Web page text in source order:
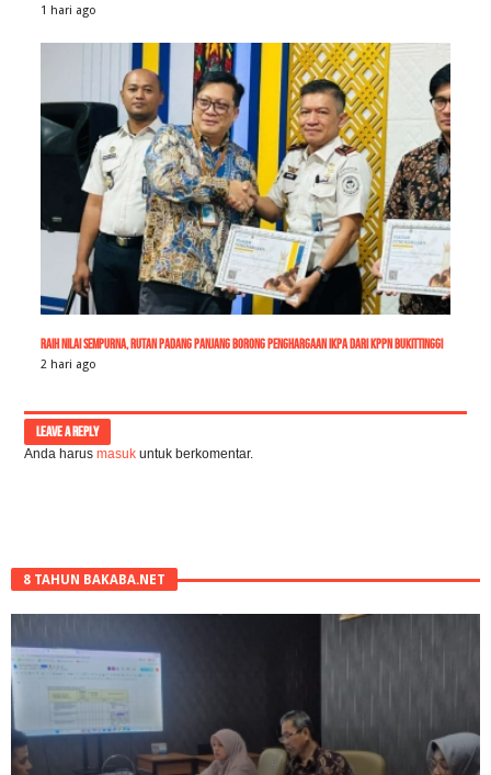
1 hari ago
Raih Nilai Sempurna, Rutan Padang Panjang Borong Penghargaan IKPA dari KPPN Bukittinggi
2 hari ago
LEAVE A REPLY
Anda harusmasuk untuk berkomentar.
8 TAHUN BAKABA.NET